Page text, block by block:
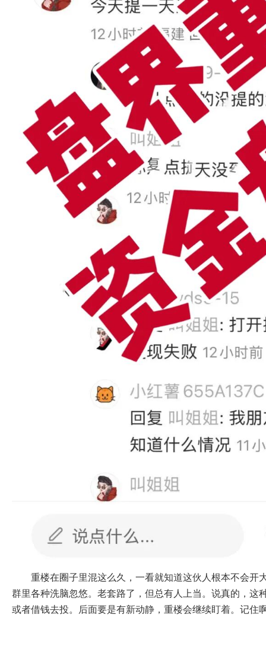
重楼在圈子里混这么久，一看就知道这伙人根本不会开
群里各种洗脑忽悠。老套路了，但总有人上当。说真的，
或者借钱去投。后面要是有新动静，重楼会继续盯着。记住